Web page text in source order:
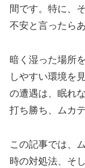
間です。特に、
不安と言ったら
暗く湿った場所
しやすい環境を
の遭遇は、眠れ
打ち勝ち、ムカ
この記事では、
時の対処法、そ